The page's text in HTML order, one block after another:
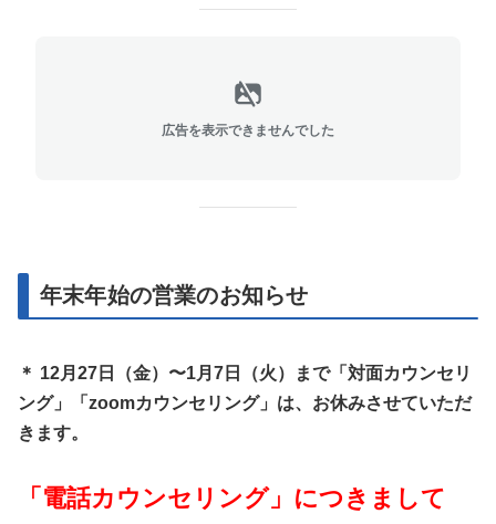
広告を表示できませんでした
年末年始の営業のお知らせ
＊ 12月27日（金）〜1月7日（火）まで「対面カウンセリ
ング」「zoomカウンセリング」は、お休みさせていただ
きます。
「電話カウンセリング」につきまして